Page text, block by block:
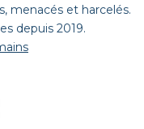
menacés et harcelés.
depuis 2019.